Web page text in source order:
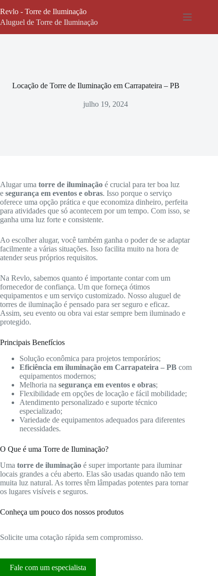
para
o
Revlo - Torre de Iluminação
Aluguel de Torre de Iluminação
Locação de Torre de Iluminação em Carrapateira – PB
julho 19, 2024
Alugar uma torre de iluminação é crucial para ter boa luz
e segurança em eventos e obras. Isso porque o serviço
oferece uma opção prática e que economiza dinheiro, perfeita
para atividades que só acontecem por um tempo. Com isso, se
ganha uma luz forte e consistente.
Ao escolher alugar, você também ganha o poder de se adaptar
facilmente a várias situações. Isso facilita muito na hora de
atender seus próprios requisitos.
Na Revlo, sabemos quanto é importante contar com um
fornecedor de confiança. Um que forneça ótimos
equipamentos e um serviço customizado. Nosso aluguel de
torres de iluminação é pensado para ser seguro e eficaz.
Assim, seu evento ou obra vai estar sempre bem iluminado e
protegido.
Principais Benefícios
Solução econômica para projetos temporários;
Eficiência em iluminação em Carrapateira – PB com
equipamentos modernos;
Melhoria na segurança em eventos e obras;
Flexibilidade em opções de locação e fácil mobilidade;
Atendimento personalizado e suporte técnico
especializado;
Variedade de equipamentos adequados para diferentes
necessidades.
O Que é uma Torre de Iluminação?
Uma torre de iluminação é super importante para iluminar
locais grandes a céu aberto. Elas são usadas quando não tem
muita luz natural. As torres têm lâmpadas potentes para tornar
os lugares visíveis e seguros.
Conheça um pouco dos nossos produtos
Solicite uma cotação rápida sem compromisso.
Fale com um especialista